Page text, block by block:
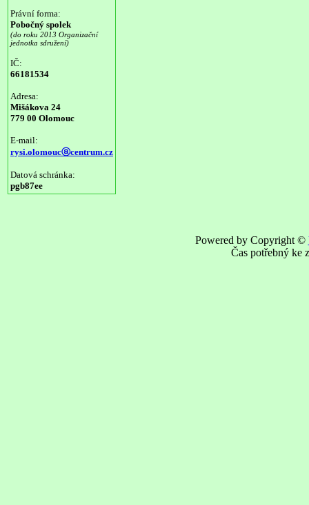
Právní forma:
Pobočný spolek
(do roku 2013 Organizační
jednotka sdružení)
IČ:
66181534
Adresa:
Mišákova 24
779 00 Olomouc
E-mail:
rysi.olomoucⓐcentrum.cz
Datová schránka:
pgb87ee
Powered by Copyright ©
Čas potřebný ke